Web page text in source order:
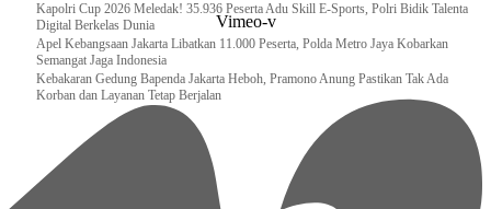
Kapolri Cup 2026 Meledak! 35.936 Peserta Adu Skill E-Sports, Polri Bidik Talenta
Digital Berkelas Dunia
Apel Kebangsaan Jakarta Libatkan 11.000 Peserta, Polda Metro Jaya Kobarkan
Semangat Jaga Indonesia
Kebakaran Gedung Bapenda Jakarta Heboh, Pramono Anung Pastikan Tak Ada
Korban dan Layanan Tetap Berjalan
Vimeo-v